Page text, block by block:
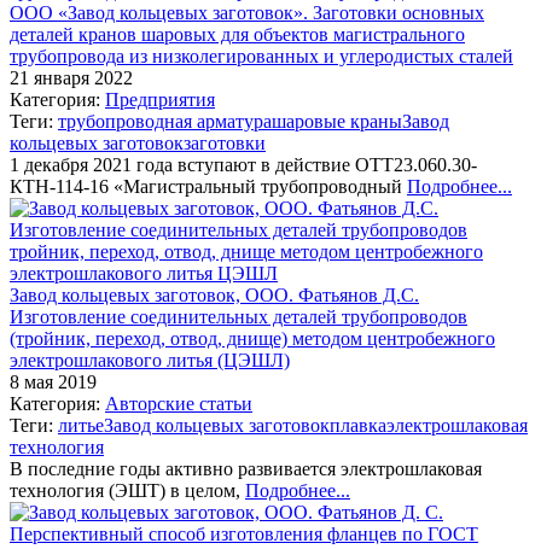
ООО «Завод кольцевых заготовок». Заготовки основных
деталей кранов шаровых для объектов магистрального
трубопровода из низколегированных и углеродистых сталей
21 января 2022
Категория: Предприятия
Теги: трубопроводная арматурашаровые краныЗавод
кольцевых заготовокзаготовки
1 декабря 2021 года вступают в действие ОТТ23.060.30-
КТН-114-16 «Магистральный трубопроводный Подробнее...
Завод кольцевых заготовок, ООО. Фатьянов Д.С.
Изготовление соединительных деталей трубопроводов
(тройник, переход, отвод, днище) методом центробежного
электрошлакового литья (ЦЭШЛ)
8 мая 2019
Категория: Авторские статьи
Теги: литьеЗавод кольцевых заготовокплавкаэлектрошлаковая
технология
В последние годы активно развивается электрошлаковая
технология (ЭШТ) в целом, Подробнее...